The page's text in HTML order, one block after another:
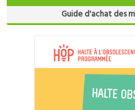
Guide d'achat des